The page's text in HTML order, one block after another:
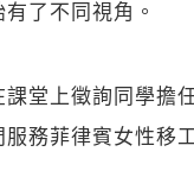
了不同視角。
堂上徵詢同學擔
務菲律賓女性移